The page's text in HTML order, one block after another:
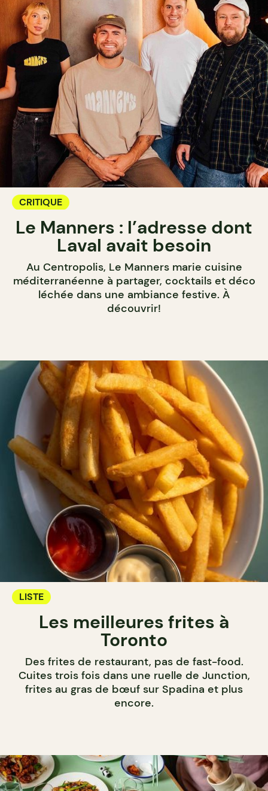
CRITIQUE
Le Manners : l’adresse dont
Laval avait besoin
Au Centropolis, Le Manners marie cuisine
méditerranéenne à partager, cocktails et déco
léchée dans une ambiance festive. À
découvrir!
LISTE
Les meilleures frites à
Toronto
Des frites de restaurant, pas de fast-food.
Cuites trois fois dans une ruelle de Junction,
frites au gras de bœuf sur Spadina et plus
encore.